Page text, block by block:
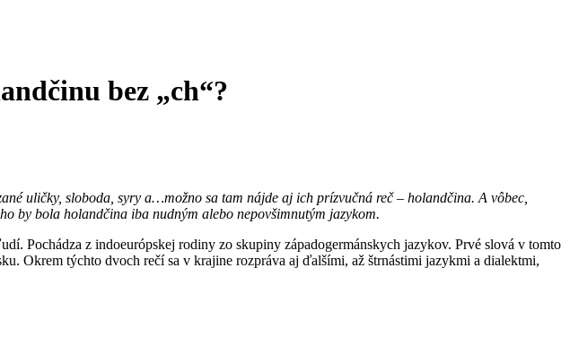
bez „ch“?
uličky, sloboda, syry a…možno sa tam nájde aj ich prízvučná reč – holandčina. A vôbec,
by bola holandčina iba nudným alebo nepovšimnutým jazykom.
Pochádza z indoeurópskej rodiny zo skupiny západogermánskych jazykov. Prvé slová v tomto
Okrem týchto dvoch rečí sa v krajine rozpráva aj ďalšími, až štrnástimi jazykmi a dialektmi,